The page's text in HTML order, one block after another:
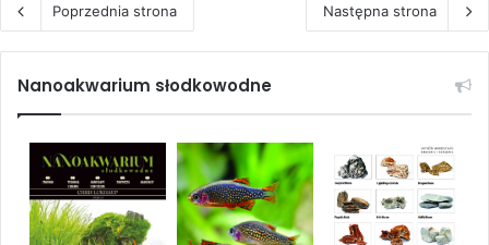
Poprzednia strona Następna strona
Nanoakwarium słodkowodne